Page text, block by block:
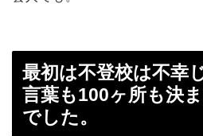
最初は不登校は不幸
言葉も100ヶ所も決
でした。